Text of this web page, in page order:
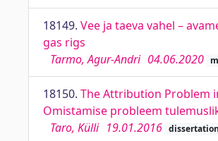
18149. Vee ja taeva vahel –
gas rigs
Tarmo, Agur-Andri 04.06.2020
18150. The Attribution Problem
Omistamise probleem
Taro, Külli 19.01.2016